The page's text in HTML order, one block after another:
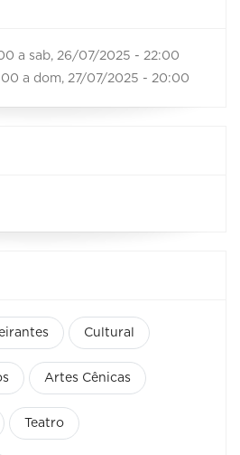
a sab, 26/07/2025 - 22:00
a dom, 27/07/2025 - 20:00
Cultural
Artes Cênicas
Teatro